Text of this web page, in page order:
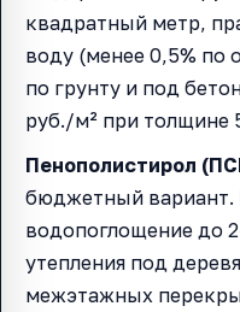
квадратный метр,
воду (менее 0,5% по
по грунту и под
руб./м² при толщине
Пенополистирол
бюджетный вариант.
водопоглощение до
утепления под
межэтажных